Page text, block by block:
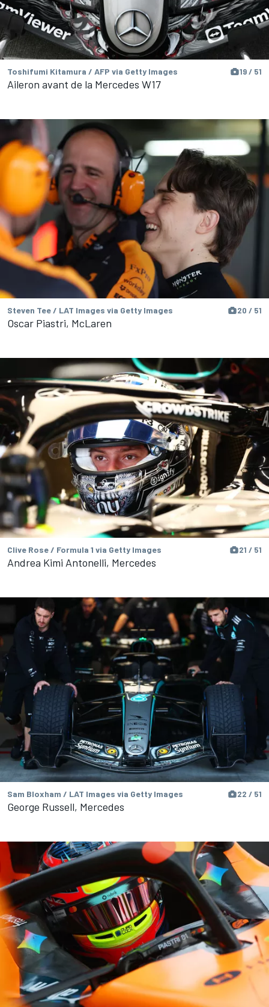
Toshifumi Kitamura / AFP via Getty Images 19 / 51
Aileron avant de la Mercedes W17
Steven Tee / LAT Images via Getty Images 20 / 51
Oscar Piastri, McLaren
Clive Rose / Formula 1 via Getty Images 21 / 51
Andrea Kimi Antonelli, Mercedes
Sam Bloxham / LAT Images via Getty Images 22 / 51
George Russell, Mercedes